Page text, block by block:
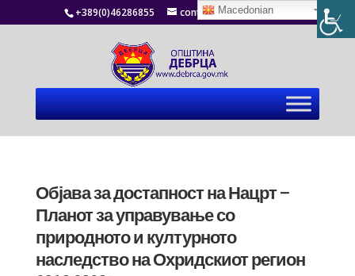
+389(0)46286855 contact@debrca.gov.mk
Објава за достапност на Нацрт –
Планот за управување со
природното и културното
наследство на Охридскиот регион
Macedonian